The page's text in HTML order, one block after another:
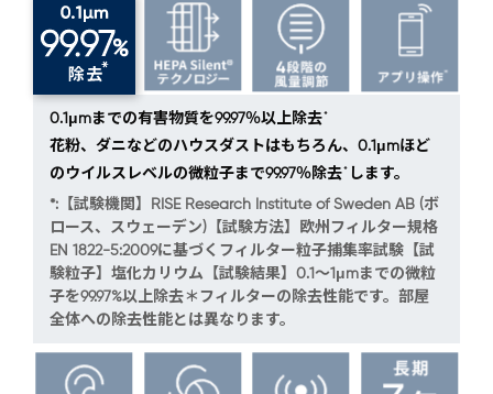
0.1μmまでの有害物質を99.97％以上除去*
花粉、ダニなどのハウスダストはもちろん、0.1μmほど
のウイルスレベルの微粒子まで99.97％除去* します。
*:【試験機関】RISE Research Institute of Sweden AB (ボ
ロース、スウェーデン)【試験方法】欧州フィルター規格
EN 1822-5:2009に基づくフィルター粒子捕集率試験【試
験粒子】塩化カリウム【試験結果】0.1～1μmまでの微粒
子を99.97%以上除去＊フィルターの除去性能です。部屋
全体への除去性能とは異なります。